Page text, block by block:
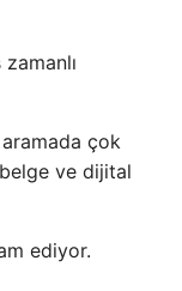
çok
ve dijital
ediyor.